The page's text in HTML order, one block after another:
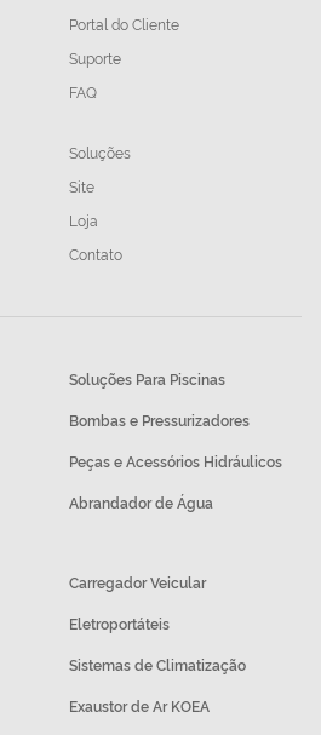
Portal do Cliente
Suporte
FAQ
Soluções
Site
Loja
Contato
Soluções Para Piscinas
Bombas e Pressurizadores
Peças e Acessórios Hidráulicos
Abrandador de Água
Carregador Veicular
Eletroportáteis
Sistemas de Climatização
Exaustor de Ar KOEA